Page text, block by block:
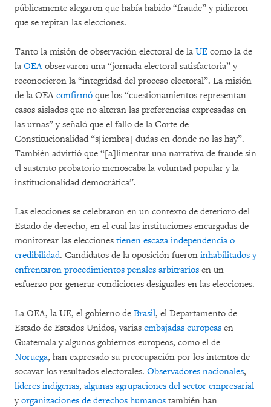
públicamente alegaron que había habido “fraude” y pidieron
que se repitan las elecciones.
Tanto la misión de observación electoral de la UE como la de
la OEA observaron una “jornada electoral satisfactoria” y
reconocieron la “integridad del proceso electoral”. La misión
de la OEA confirmó que los “cuestionamientos representan
casos aislados que no alteran las preferencias expresadas en
las urnas” y señaló que el fallo de la Corte de
Constitucionalidad “s[iembra] dudas en donde no las hay”.
También advirtió que “[a]limentar una narrativa de fraude sin
el sustento probatorio menoscaba la voluntad popular y la
institucionalidad democrática”.
Las elecciones se celebraron en un contexto de deterioro del
Estado de derecho, en el cual las instituciones encargadas de
monitorear las elecciones tienen escaza independencia o
credibilidad. Candidatos de la oposición fueron inhabilitados y
enfrentaron procedimientos penales arbitrarios en un
esfuerzo por generar condiciones desiguales en las elecciones.
La OEA, la UE, el gobierno de Brasil, el Departamento de
Estado de Estados Unidos, varias embajadas europeas en
Guatemala y algunos gobiernos europeos, como el de
Noruega, han expresado su preocupación por los intentos de
socavar los resultados electorales. Observadores nacionales,
líderes indígenas, algunas agrupaciones del sector empresarial
yorganizaciones de derechos humanos también han